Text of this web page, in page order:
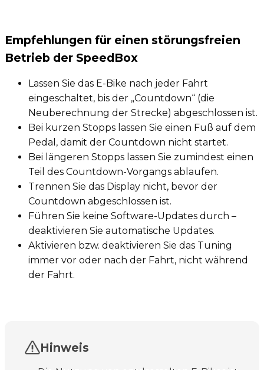
Empfehlungen für einen störungsfreien
Betrieb der SpeedBox
Lassen Sie das E-Bike nach jeder Fahrt
eingeschaltet, bis der „Countdown“ (die
Neuberechnung der Strecke) abgeschlossen ist.
Bei kurzen Stopps lassen Sie einen Fuß auf dem
Pedal, damit der Countdown nicht startet.
Bei längeren Stopps lassen Sie zumindest einen
Teil des Countdown-Vorgangs ablaufen.
Trennen Sie das Display nicht, bevor der
Countdown abgeschlossen ist.
Führen Sie keine Software-Updates durch –
deaktivieren Sie automatische Updates.
Aktivieren bzw. deaktivieren Sie das Tuning
immer vor oder nach der Fahrt, nicht während
der Fahrt.
Hinweis